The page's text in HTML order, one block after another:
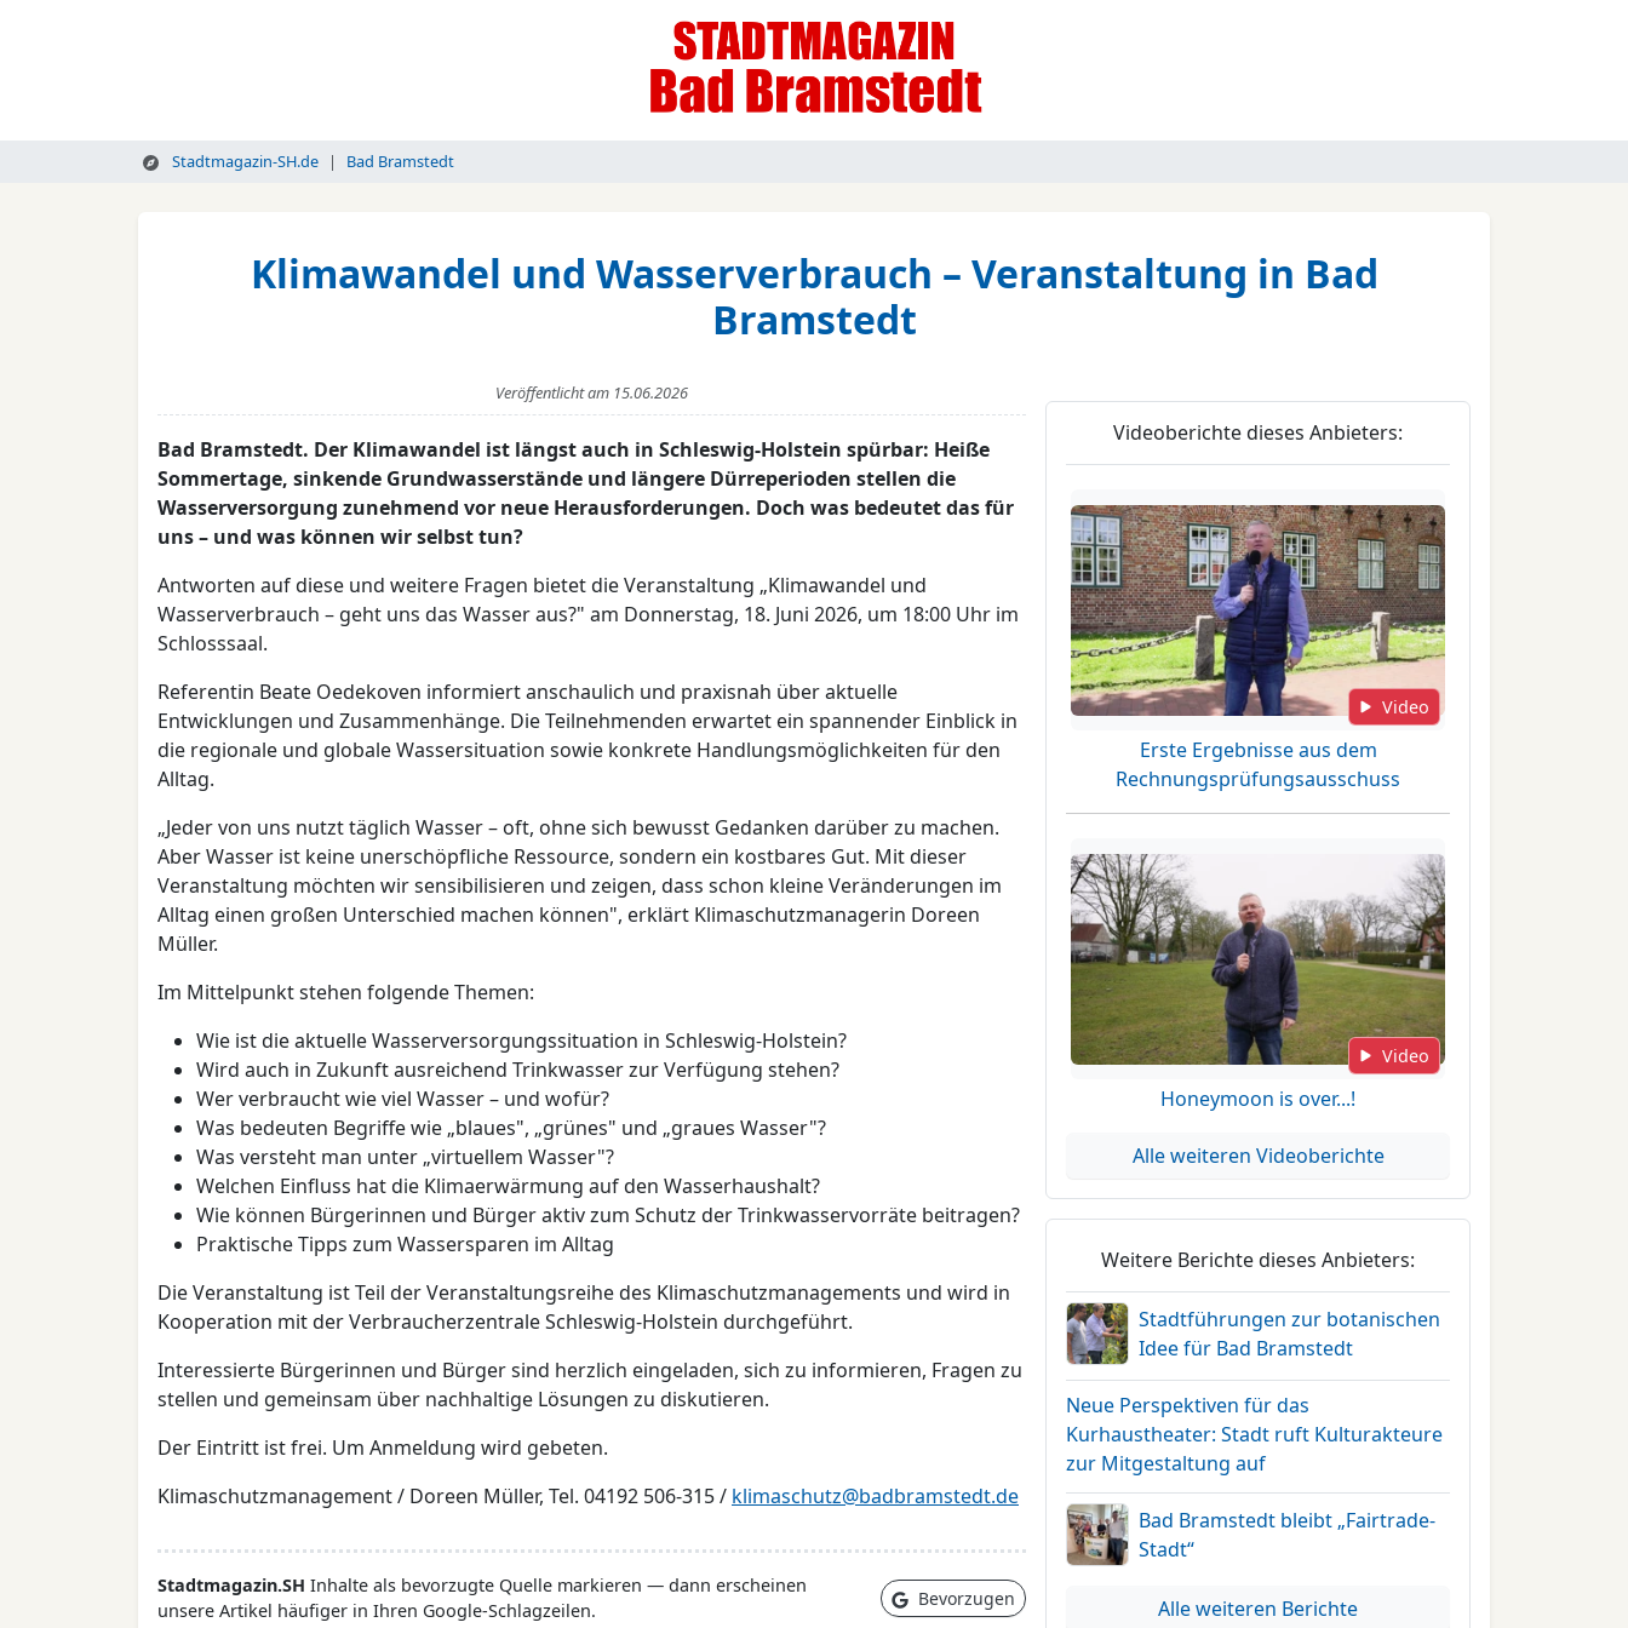
Stadtmagazin-SH.de Bad Bramstedt
Klimawandel und Wasserverbrauch – Veranstaltung in Bad
Bramstedt
Veröffentlicht am 15.06.2026
Bad Bramstedt. Der Klimawandel ist längst auch in Schleswig-Holstein spürbar: Heiße
Sommertage, sinkende Grundwasserstände und längere Dürreperioden stellen die
Wasserversorgung zunehmend vor neue Herausforderungen. Doch was bedeutet das für
uns – und was können wir selbst tun?
Antworten auf diese und weitere Fragen bietet die Veranstaltung „Klimawandel und
Wasserverbrauch – geht uns das Wasser aus?" am Donnerstag, 18. Juni 2026, um 18:00 Uhr im
Schlosssaal.
Referentin Beate Oedekoven informiert anschaulich und praxisnah über aktuelle
Entwicklungen und Zusammenhänge. Die Teilnehmenden erwartet ein spannender Einblick in
die regionale und globale Wassersituation sowie konkrete Handlungsmöglichkeiten für den
Alltag.
„Jeder von uns nutzt täglich Wasser – oft, ohne sich bewusst Gedanken darüber zu machen.
Aber Wasser ist keine unerschöpfliche Ressource, sondern ein kostbares Gut. Mit dieser
Veranstaltung möchten wir sensibilisieren und zeigen, dass schon kleine Veränderungen im
Alltag einen großen Unterschied machen können", erklärt Klimaschutzmanagerin Doreen
Müller.
Im Mittelpunkt stehen folgende Themen:
Wie ist die aktuelle Wasserversorgungssituation in Schleswig-Holstein?
Wird auch in Zukunft ausreichend Trinkwasser zur Verfügung stehen?
Wer verbraucht wie viel Wasser – und wofür?
Was bedeuten Begriffe wie „blaues", „grünes" und „graues Wasser"?
Was versteht man unter „virtuellem Wasser"?
Welchen Einfluss hat die Klimaerwärmung auf den Wasserhaushalt?
Wie können Bürgerinnen und Bürger aktiv zum Schutz der Trinkwasservorräte beitragen?
Praktische Tipps zum Wassersparen im Alltag
Die Veranstaltung ist Teil der Veranstaltungsreihe des Klimaschutzmanagements und wird in
Kooperation mit der Verbraucherzentrale Schleswig-Holstein durchgeführt.
Interessierte Bürgerinnen und Bürger sind herzlich eingeladen, sich zu informieren, Fragen zu
stellen und gemeinsam über nachhaltige Lösungen zu diskutieren.
Der Eintritt ist frei. Um Anmeldung wird gebeten.
Klimaschutzmanagement / Doreen Müller, Tel. 04192 506-315 / klimaschutz@badbramstedt.de
Stadtmagazin.SH Inhalte als bevorzugte Quelle markieren — dann erscheinen
unsere Artikel häufiger in Ihren Google-Schlagzeilen.
Bevorzugen
Videoberichte dieses Anbieters:
Video
Erste Ergebnisse aus dem
Rechnungsprüfungsausschuss
Video
Honeymoon is over...!
Alle weiteren Videoberichte
Weitere Berichte dieses Anbieters:
Stadtführungen zur botanischen
Idee für Bad Bramstedt
Neue Perspektiven für das
Kurhaustheater: Stadt ruft Kulturakteure
zur Mitgestaltung auf
Bad Bramstedt bleibt „Fairtrade-
Stadt“
Alle weiteren Berichte